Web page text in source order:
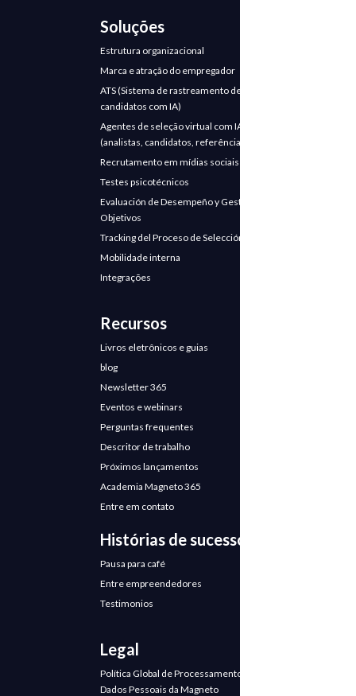
Soluções
Estrutura organizacional
Marca e atração do empregador
ATS (Sistema de rastreamento de
candidatos com IA)
Agentes de seleção virtual com IA
(analistas, candidatos, referências)
Recrutamento em mídias sociais
Testes psicotécnicos
Evaluación de Desempeño y Gestión de
Objetivos
Tracking del Proceso de Selección
Mobilidade interna
Integrações
Recursos
Livros eletrônicos e guias
blog
Newsletter 365
Eventos e webinars
Perguntas frequentes
Descritor de trabalho
Próximos lançamentos
Academia Magneto 365
Entre em contato
Histórias de sucesso
Pausa para café
Entre empreendedores
Testimonios
Legal
Política Global de Processamento de
Dados Pessoais da Magneto